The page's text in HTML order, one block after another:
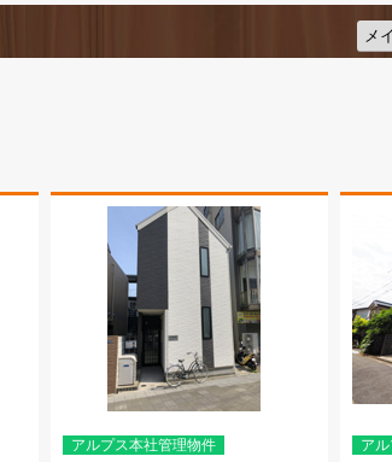
アルプス本社管理物件 ア